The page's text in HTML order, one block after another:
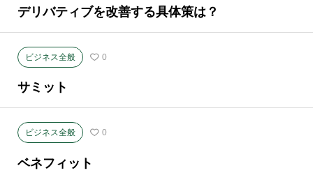
デリバティブを改善する具体策は？
ビジネス全般 0
サミット
ビジネス全般 0
ベネフィット